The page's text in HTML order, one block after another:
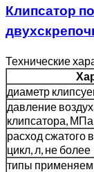
Клипсатор
Технические
диаметр
давление
клипсатора,
расход сжатого
цикл, л, не более
типы